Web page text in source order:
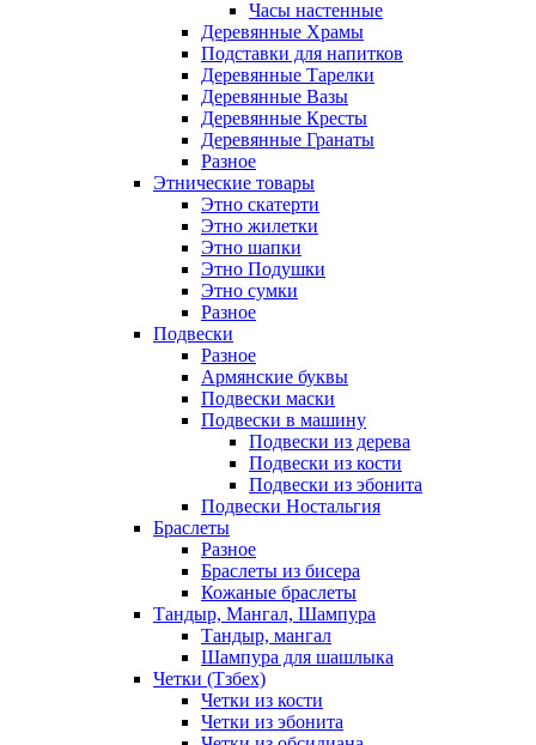
Часы настенные
Деревянные Храмы
Подставки для напитков
Деревянные Тарелки
Деревянные Вазы
Деревянные Кресты
Деревянные Гранаты
Разное
Этнические товары
Этно скатерти
Этно жилетки
Этно шапки
Этно Подушки
Этно сумки
Разное
Подвески
Разное
Армянские буквы
Подвески маски
Подвески в машину
Подвески из дерева
Подвески из кости
Подвески из эбонита
Подвески Ностальгия
Браслеты
Разное
Браслеты из бисера
Кожаные браслеты
Тандыр, Мангал, Шампура
Тандыр, мангал
Шампура для шашлыка
Четки (Тзбех)
Четки из кости
Четки из эбонита